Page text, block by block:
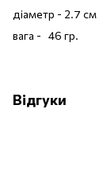
діаметр - 2.7 см
вага - 46 гр.
Відгуки